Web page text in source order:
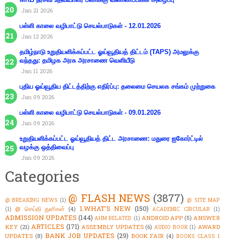
Jan 21 2026
பள்ளி காலை வழிபாட்டு செயல்பாடுகள் - 12.01.2026
Jan 12 2026
தமிழ்நாடு உறுதியளிக்கப்பட்ட ஓய்வூதியத் திட்டம் (TAPS) அமலுக்கு
வந்தது: தமிழக அரசு அரசாணை வெளியீடு
Jan 11 2026
புதிய ஓய்வூதிய திட்டத்திற்கு எதிர்ப்பு: தலைமை செயலக சங்கம் முற்றுகை
Jan 09 2026
பள்ளி காலை வழிபாட்டு செயல்பாடுகள் - 09.01.2026
Jan 09 2026
உறுதியளிக்கப்பட்ட ஓய்வூதியத் திட்ட அரசாணை: மதுரை ஐகோர்ட்டில்
வழக்கு ஒத்திவைப்பு
Jan 09 2026
Categories
@ BREAKING NEWS (1) @ FLASH NEWS (3877) @ SITE MAP
(1) @ செய்தி துளிகள் (4) 1.WHAT'S NEW (150) ACADEMIC CIRCULAR (1)
ADMISSION UPDATES (144) AHM RELATED (1) ANDROID APP (5) ANSWER
KEY (21) ARTICLES (171) ASSEMBLY UPDATES (6) AUDIO BOOK (1) AWARD
UPDATES (8) BANK JOB UPDATES (29) BOOK FAIR (4) BOOKS CLASS 1